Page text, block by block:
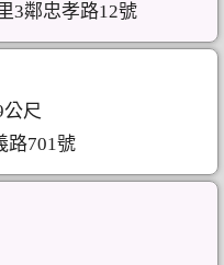
3鄰忠孝路12號
公尺
路701號